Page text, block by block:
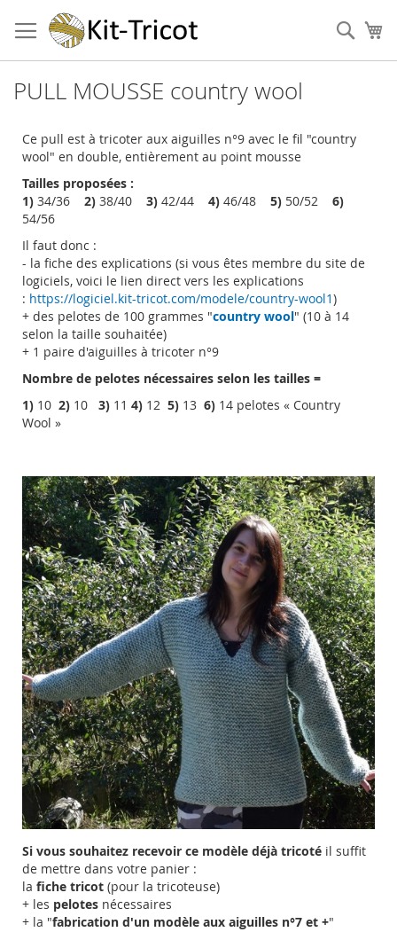
au
contenu
PULL MOUSSE country wool
Ce pull est à tricoter aux aiguilles n°9 avec le fil "country
wool" en double, entièrement au point mousse
Tailles proposées :
1) 34/36 2) 38/40 3) 42/44 4) 46/48 5) 50/52 6)
54/56
Il faut donc :
- la fiche des explications (si vous êtes membre du site de
logiciels, voici le lien direct vers les explications
: https://logiciel.kit-tricot.com/modele/country-wool1)
+ des pelotes de 100 grammes "country wool" (10 à 14
selon la taille souhaitée)
+ 1 paire d'aiguilles à tricoter n°9
Nombre de pelotes nécessaires selon les tailles =
1) 10 2) 10 3) 11 4) 12 5) 13 6) 14 pelotes « Country
Wool »
Si vous souhaitez recevoir ce modèle déjà tricoté il suffit
de mettre dans votre panier :
la fiche tricot (pour la tricoteuse)
+ les pelotes nécessaires
+ la "fabrication d'un modèle aux aiguilles n°7 et +"